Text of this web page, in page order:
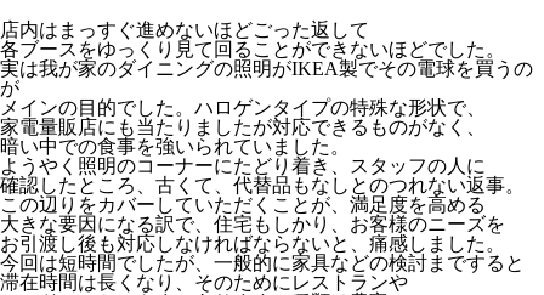
店内はまっすぐ進めないほどごった返して
各ブースをゆっくり見て回ることができないほどでした。
実は我が家のダイニングの照明がIKEA製でその電球を買うの
が
メインの目的でした。ハロゲンタイプの特殊な形状で、
家電量販店にも当たりましたが対応できるものがなく、
暗い中での食事を強いられていました。
ようやく照明のコーナーにたどり着き、スタッフの人に
確認したところ、古くて、代替品もなしとのつれない返事。
この辺りをカバーしていただくことが、満足度を高める
大きな要因になる訳で、住宅もしかり、お客様のニーズを
お引渡し後も対応しなければならないと、痛感しました。
今回は短時間でしたが、一般的に家具などの検討まですると
滞在時間は長くなり、そのためにレストランや